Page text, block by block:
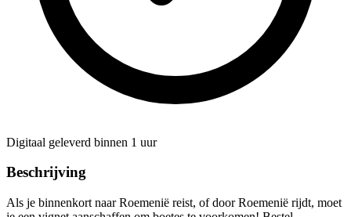
Digitaal geleverd binnen 1 uur
Beschrijving
Als je binnenkort naar Roemenië reist, of door Roemenië rijdt, moet